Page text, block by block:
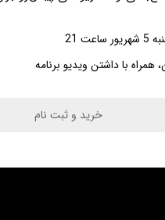
21
همراه با داشتن ویدیو برنامه
خرید و ثبت نام